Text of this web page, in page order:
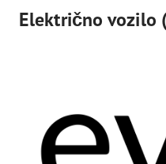
Električno vozilo